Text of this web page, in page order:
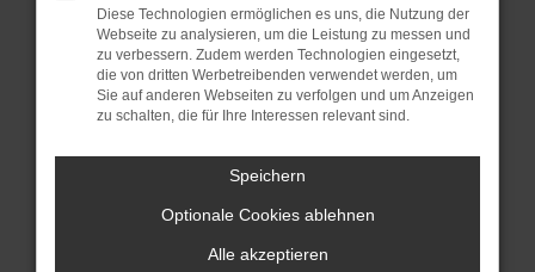
sind.
Veraltete Software birgt nicht nur ein
Sicherheitsrisiko, sondern kann auch dazu
führen, dass bestimmte Funktionen nicht mehr
unterstützt werden.
Wende dich an den Webseitenbetreiber.
Wenn du alle oben genannten Schritte versucht
hast, kontaktiere uns bitte. Wir werden
versuchen, das Problem zu beheben. Du kannst
uns diesen Text schicken, um uns bei der
Diese Technologien ermöglichen es uns, die Nutzung der
Webseite zu analysieren, um die Leistung zu messen und
zu verbessern. Zudem werden Technologien eingesetzt,
die von dritten Werbetreibenden verwendet werden, um
Sie auf anderen Webseiten zu verfolgen und um Anzeigen
zu schalten, die für Ihre Interessen relevant sind.
Speichern
Optionale Cookies ablehnen
Alle akzeptieren